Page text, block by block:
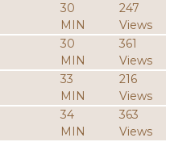
30
MIN
247
Views
30
MIN
361
Views
33
MIN
216
Views
34
MIN
363
Views